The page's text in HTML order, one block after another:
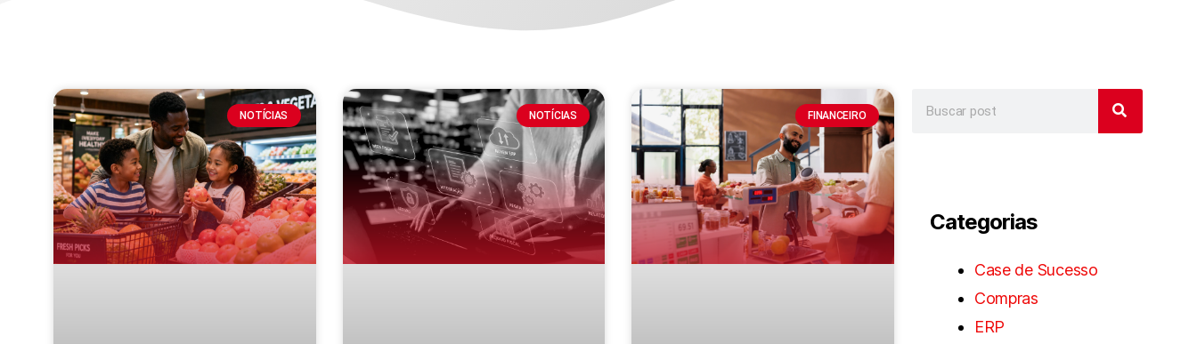
NOTÍCIAS NOTÍCIAS FINANCEIRO
Categorias
Case de Sucesso
Compras
ERP